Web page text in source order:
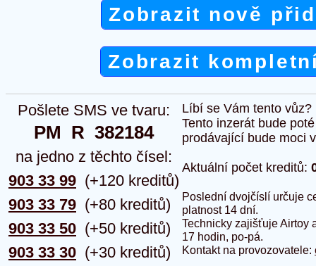
Zobrazit nově
Zobrazit
Pošlete SMS ve tvaru:
PM  R  382184
na jedno z těchto čísel:
903 33 99
903 33 79
903 33 50
903 33 30
(+120 kreditů)
(+80 kreditů)
(+50 kreditů)
(+30 kreditů)
Líbí se Vám tento
Tento inzerát bude
prodávající bude moci
Aktuální počet kreditů:
Poslední dvojčíslí určuje
platnost 14 dní.
Technicky zajišťuje Airtoy
17 hodin, po-pá.
Kontakt na provozovatele: